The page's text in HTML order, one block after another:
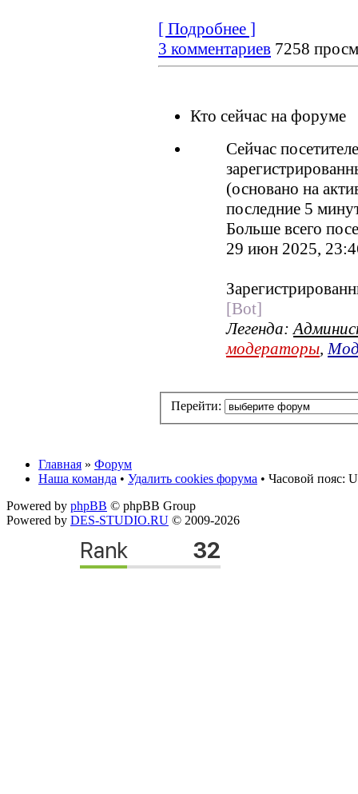
[ Подробнее ]
3 комментариев 7258
Кто сейчас на форуме
Сейчас
(основано на
последние 5
Больше всего
29 июн 2025,
[Bot]
Легенда:
модераторы,
Перейти:
Главная » Форум
Наша команда • Удалить cookies форума • Часовой пояс:
Powered by phpBB © phpBB Group
Powered by DES-STUDIO.RU © 2009-2026